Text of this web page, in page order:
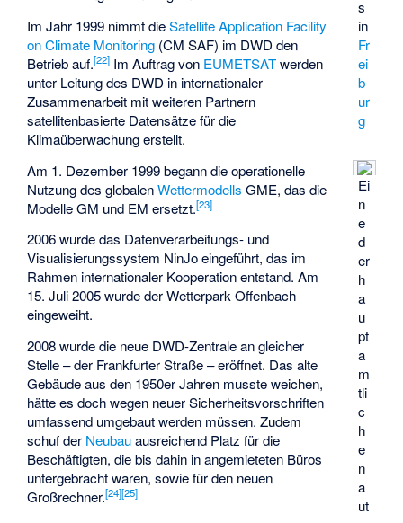
s
in
Fr
ei
b
ur
g
Ei
n
e
d
er
h
a
u
pt
a
m
tli
c
h
e
n
a
ut
Im Jahr 1999 nimmt dieSatellite Application Facility
on Climate Monitoring (CM SAF) im DWD den
Betrieb auf.[22] Im Auftrag von EUMETSATwerden
unter Leitung des DWD in internationaler
Zusammenarbeit mit weiteren Partnern
satellitenbasierte Datensätze für die
Klimaüberwachung erstellt.
Am 1. Dezember 1999 begann die operationelle
Nutzung des globalenWettermodells GME, das die
Modelle GM und EM ersetzt.[23]
2006 wurde das Datenverarbeitungs- und
Visualisierungssystem NinJoeingeführt, das im
Rahmen internationaler Kooperation entstand. Am
15. Juli 2005 wurde derWetterpark Offenbach
eingeweiht.
2008 wurde die neue DWD-Zentrale an gleicher
Stelle – der Frankfurter Straße – eröffnet. Das alte
Gebäude aus den 1950er Jahren musste weichen,
hätte es doch wegen neuer Sicherheitsvorschriften
umfassend umgebaut werden müssen. Zudem
schuf der Neubauausreichend Platz für die
Beschäftigten, die bis dahin in angemieteten Büros
untergebracht waren, sowie für den neuen
Großrechner.[24][25]